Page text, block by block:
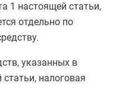
1 настоящей статьи,
отдельно по
указанных в
налоговая